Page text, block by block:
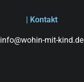
| Kontakt
info@wohin-mit-kind.de